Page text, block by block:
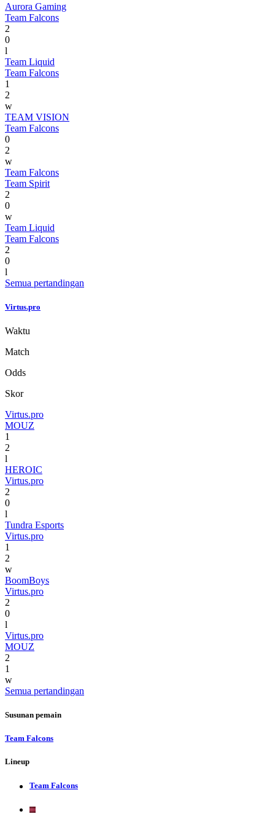
Aurora Gaming
Team Falcons
2
0
l
Team Liquid
Team Falcons
1
2
w
TEAM VISION
Team Falcons
0
2
w
Team Falcons
Team Spirit
2
0
w
Team Liquid
Team Falcons
2
0
l
Semua pertandingan
Virtus.pro
Waktu
Match
Odds
Skor
Virtus.pro
MOUZ
1
2
l
HEROIC
Virtus.pro
2
0
l
Tundra Esports
Virtus.pro
1
2
w
BoomBoys
Virtus.pro
2
0
l
Virtus.pro
MOUZ
2
1
w
Semua pertandingan
Susunan pemain
Team Falcons
Lineup
Team Falcons